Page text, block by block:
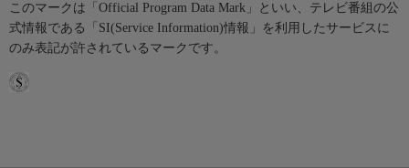
このマークは「Official Program Data Mark」といい、テレビ番組の公
式情報である「SI(Service Information)情報」を利用したサービスに
のみ表記が許されているマークです。